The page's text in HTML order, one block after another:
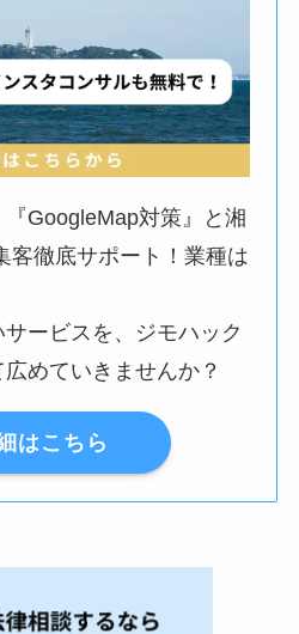
GoogleMap対策』と湘
客徹底サポート！業種は
ービスを、ジモハック
めていきませんか？
はこちら